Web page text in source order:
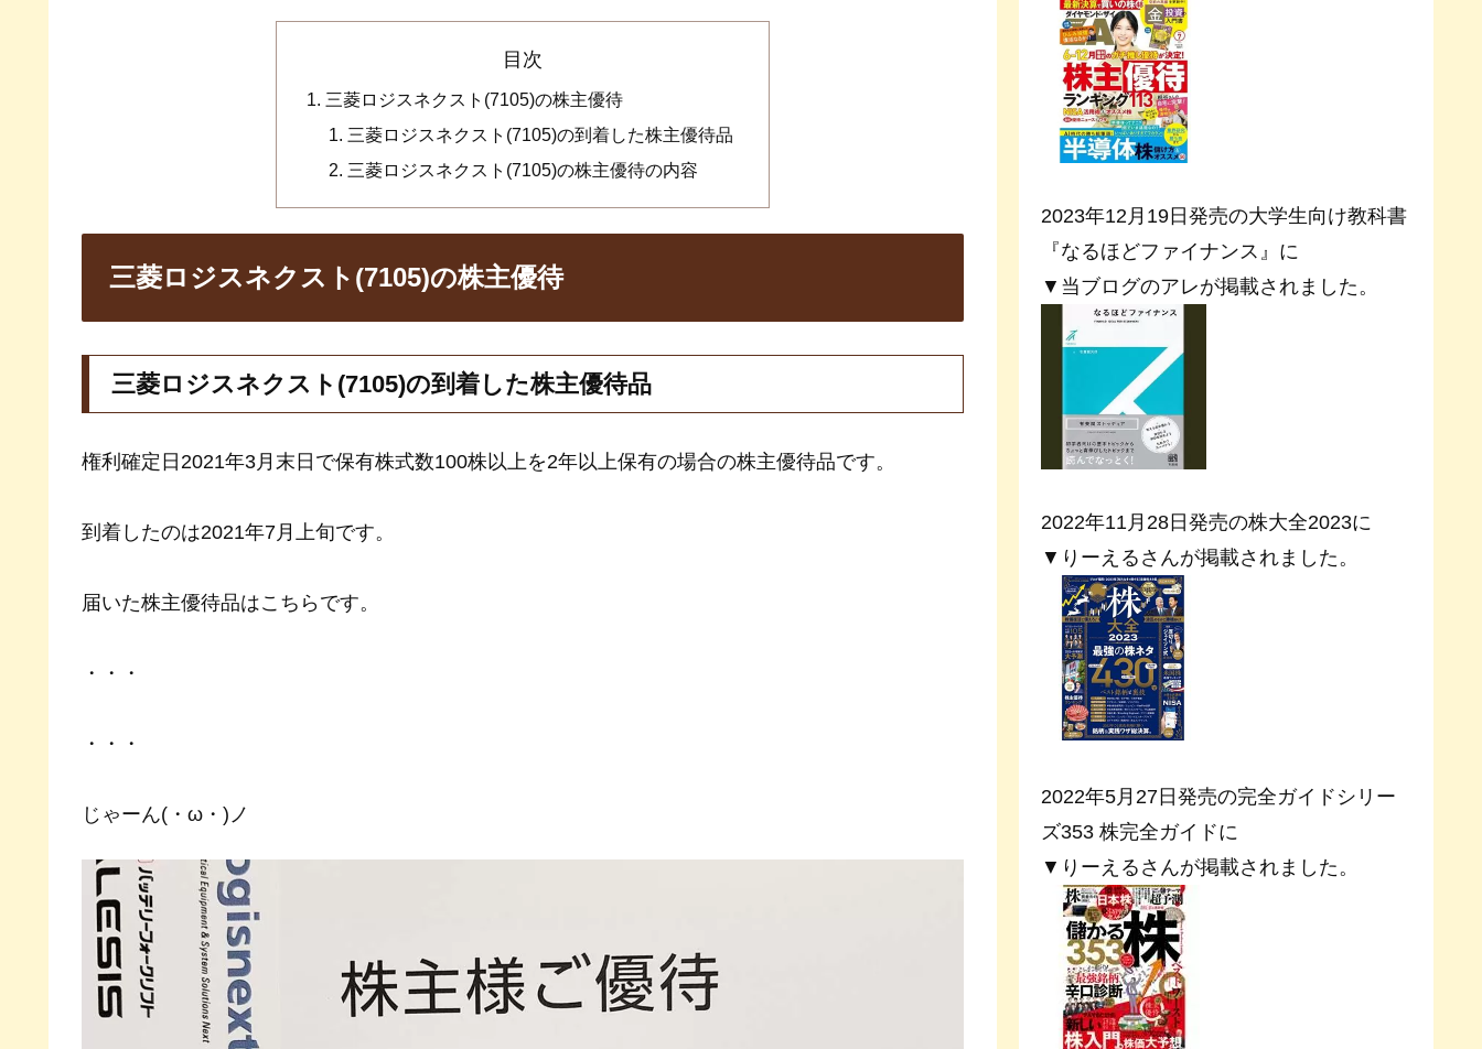
目次
三菱ロジスネクスト(7105)の株主優待
三菱ロジスネクスト(7105)の到着した株主優待品
三菱ロジスネクスト(7105)の株主優待の内容
三菱ロジスネクスト(7105)の株主優待
三菱ロジスネクスト(7105)の到着した株主優待品
権利確定日2021年3月末日で保有株式数100株以上を2年以上保有の場合の株主優待品です。
到着したのは2021年7月上旬です。
届いた株主優待品はこちらです。
・・・
・・・
じゃーん(・ω・)ノ
2023年12月19日発売の大学生向け教科書
『なるほどファイナンス』に
▼当ブログのアレが掲載されました。
2022年11月28日発売の株大全2023に
▼りーえるさんが掲載されました。
2022年5月27日発売の完全ガイドシリー
ズ353 株完全ガイドに
▼りーえるさんが掲載されました。